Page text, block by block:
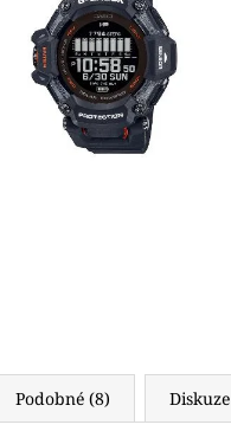
Podobné (8) Diskuze